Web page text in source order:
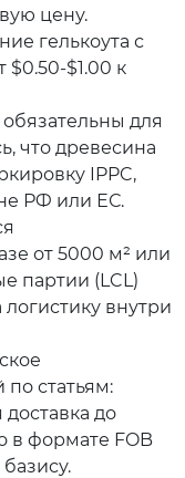
цену.
гелькоута с
$0.50-$1.00 к
для
что древесина
IPPC,
РФ или ЕС.
от 5000 м² или
партии (LCL)
внутри
статьям:
до
в формате FOB